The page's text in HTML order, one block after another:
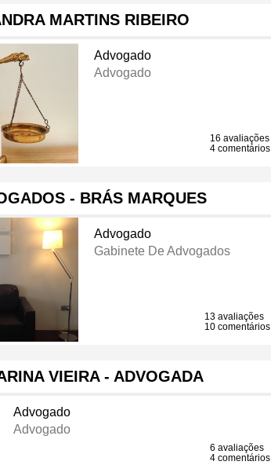
MARTINS RIBEIRO
Advogado
Advogado
16 avaliações
4 comentários
- BRÁS MARQUES
Advogado
Gabinete De Advogados
13 avaliações
10 comentários
VIEIRA - ADVOGADA
Advogado
Advogado
6 avaliações
4 comentários